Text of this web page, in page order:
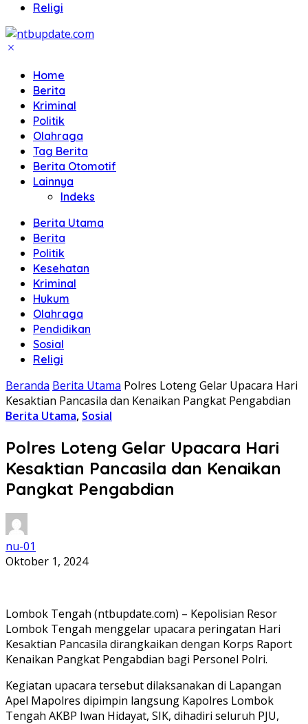
Religi
Home
Berita
Kriminal
Politik
Olahraga
Tag Berita
Berita Otomotif
Lainnya
Indeks
Berita Utama
Berita
Politik
Kesehatan
Kriminal
Hukum
Olahraga
Pendidikan
Sosial
Religi
Beranda Berita Utama Polres Loteng Gelar Upacara Hari
Kesaktian Pancasila dan Kenaikan Pangkat Pengabdian
Berita Utama, Sosial
Polres Loteng Gelar Upacara Hari
Kesaktian Pancasila dan Kenaikan
Pangkat Pengabdian
nu-01
Oktober 1, 2024
Lombok Tengah (ntbupdate.com) – Kepolisian Resor
Lombok Tengah menggelar upacara peringatan Hari
Kesaktian Pancasila dirangkaikan dengan Korps Raport
Kenaikan Pangkat Pengabdian bagi Personel Polri.
Kegiatan upacara tersebut dilaksanakan di Lapangan
Apel Mapolres dipimpin langsung Kapolres Lombok
Tengah AKBP Iwan Hidayat, SIK, dihadiri seluruh PJU,